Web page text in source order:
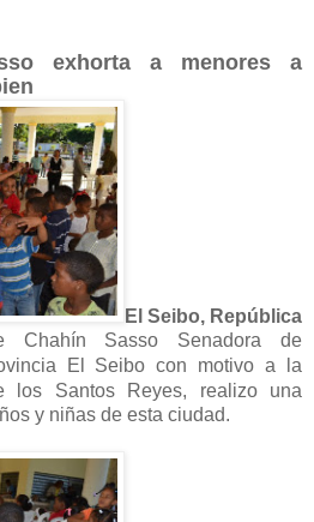
exhorta a menores a
El Seibo, República
Chahín Sasso Senadora de
El Seibocon motivo a la
los Santos Reyes, realizo una
y niñas de esta ciudad.